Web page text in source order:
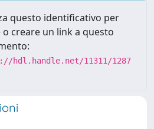
questo identificativo per
o creare un link a questo
hdl.handle.net/11311/1287